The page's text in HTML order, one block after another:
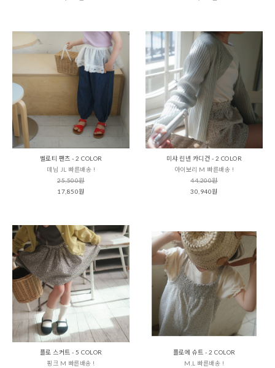
벨로티 팬츠 - 2 COLOR
데님 JL 빠른배송 !
25,500원
17,850원
미샤 린넨 카디건 - 2 COLOR
아이보리 M 빠른배송 !
44,200원
30,940원
플로 스커트 - 5 COLOR
핑크 M 빠른배송 !
플로에 슈트 - 2 COLOR
M,L 빠른배송 !